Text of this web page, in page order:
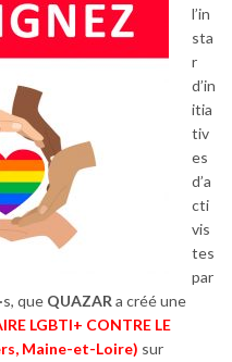
l’in
sta
r
d’in
itia
tiv
es
d’a
cti
vis
tes
par
que QUAZAR a créé une
LGBTI+ CONTRE LE
Maine-et-Loire) sur